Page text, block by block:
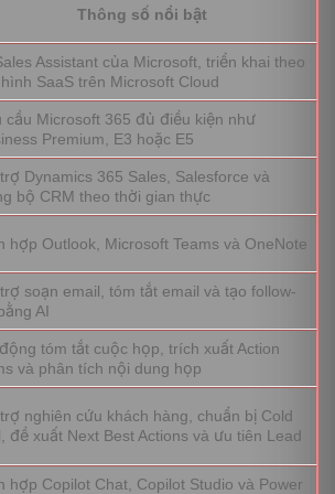
hiện nay. Cơ chế này không chỉ giúp
liệu mà còn có khả năng dự báo
trong hành trình bán hàng, giúp chuẩn
cho CRM và đảm bảo tính nhất quán
toàn bộ tổ chức kinh doanh.
for Sales có những tính
Sales đóng vai trò là một “trợ lý AI đa
gia vào luồng công việc để xóa bỏ
dụng văn phòng và hệ thống quản trị
là các nhóm tính năng cốt lõi làm nên
này:
tác và truyền thông (Cá nhân hóa
Thông số nổi bật
Assistant của Microsoft, triển khai theo
SaaS trên Microsoft Cloud
cầu Microsoft 365 đủ điều kiện như
Premium, E3 hoặc E5
Dynamics 365 Sales, Salesforce và
bộ CRM theo thời gian thực
hợp Outlook, Microsoft Teams và OneNote
soạn email, tóm tắt email và tạo follow-
AI
tóm tắt cuộc họp, trích xuất Action
và phân tích nội dung họp
nghiên cứu khách hàng, chuẩn bị Cold
đề xuất Next Best Actions và ưu tiên Lead
hợp Copilot Chat, Copilot Studio và Power